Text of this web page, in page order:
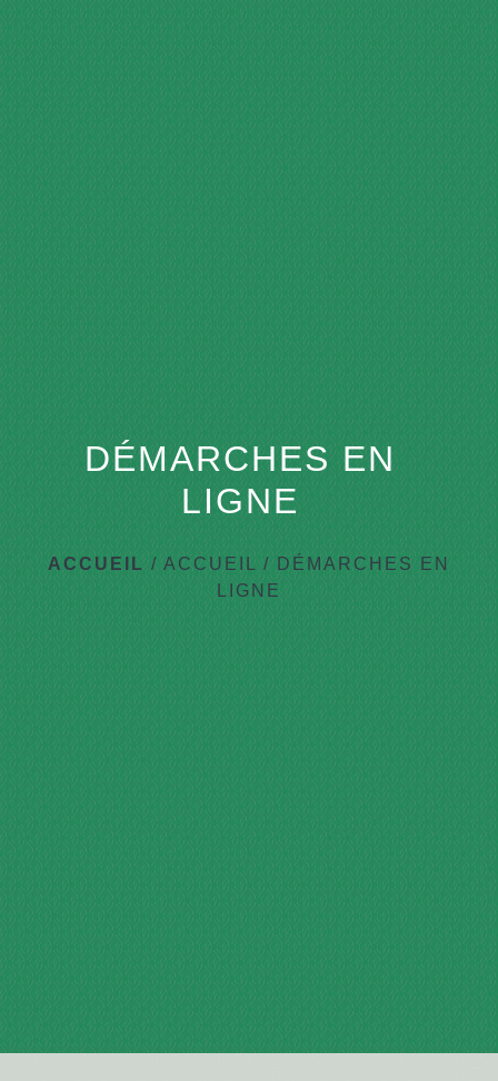
menu
DÉMARCHES EN
LIGNE
ACCUEIL/ACCUEIL / DÉMARCHES EN
LIGNE